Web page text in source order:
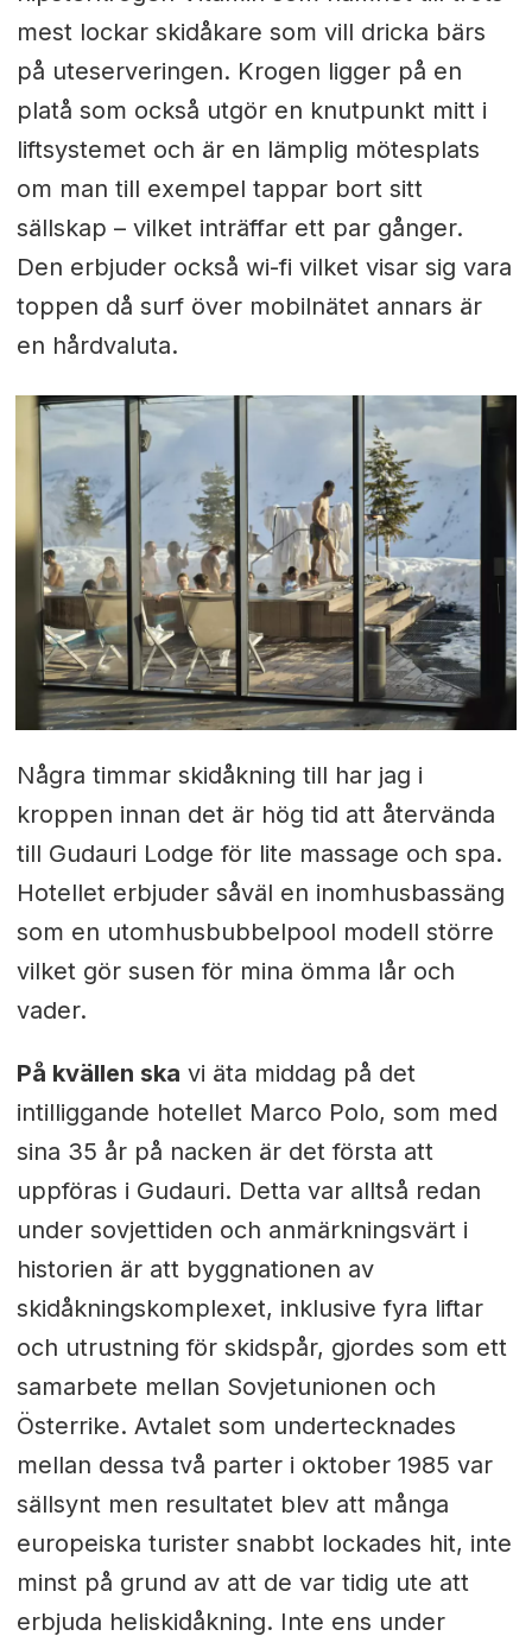
mest lockar skidåkare som vill dricka bärs
på uteserveringen. Krogen ligger på en
platå som också utgör en knutpunkt mitt i
liftsystemet och är en lämplig mötesplats
om man till exempel tappar bort sitt
sällskap – vilket inträffar ett par gånger.
Den erbjuder också wi-fi vilket visar sig vara
toppen då surf över mobilnätet annars är
en hårdvaluta.
Några timmar skidåkning till har jag i
kroppen innan det är hög tid att återvända
till Gudauri Lodge för lite massage och spa.
Hotellet erbjuder såväl en inomhusbassäng
som en utomhusbubbelpool modell större
vilket gör susen för mina ömma lår och
vader.
På kvällen ska vi äta middag på det
intilliggande hotellet Marco Polo, som med
sina 35 år på nacken är det första att
uppföras i Gudauri. Detta var alltså redan
under sovjettiden och anmärkningsvärt i
historien är att byggnationen av
skidåkningskomplexet, inklusive fyra liftar
och utrustning för skidspår, gjordes som ett
samarbete mellan Sovjetunionen och
Österrike. Avtalet som undertecknades
mellan dessa två parter i oktober 1985 var
sällsynt men resultatet blev att många
europeiska turister snabbt lockades hit, inte
minst på grund av att de var tidig ute att
erbjuda heliskidåkning. Inte ens under